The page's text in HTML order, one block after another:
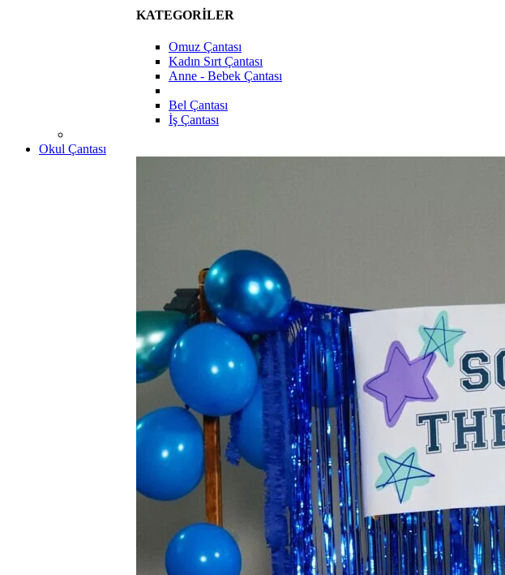
KATEGORİLER
Omuz Çantası
Kadın Sırt Çantası
Anne - Bebek Çantası
Bel Çantası
İş Çantası
Okul Çantası